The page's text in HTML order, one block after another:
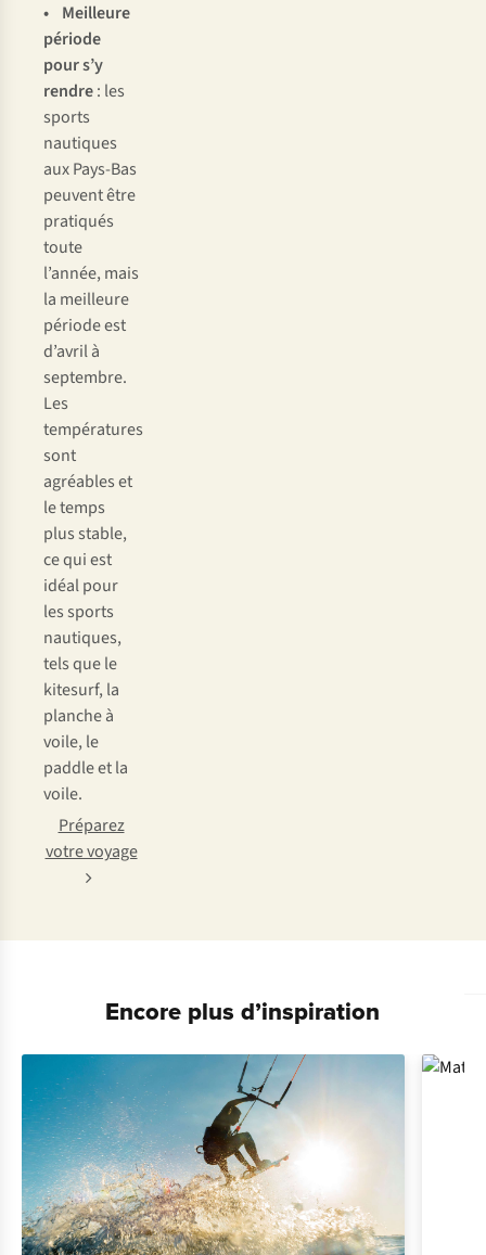
• Meilleure
période
pour s’y
rendre: les
sports
nautiques
aux Pays-Bas
peuvent être
pratiqués
toute
l’année, mais
la meilleure
période est
d’avril à
septembre.
Les
températures
sont
agréables et
le temps
plus stable,
ce qui est
idéal pour
les sports
nautiques,
tels que le
kitesurf, la
planche à
voile, le
paddle et la
voile.
Préparez
votre voyage
Encore plus d’inspiration